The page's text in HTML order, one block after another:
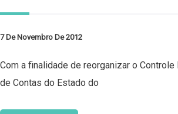
7 De Novembro De 2012
Com a finalidade de reorganizar o Controle
de Contas do Estado do